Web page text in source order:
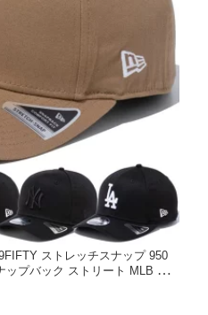
ストレッチスナップ 950
ップバック ストリート MLB メ
ブラック 黒 ネイビー ベージ